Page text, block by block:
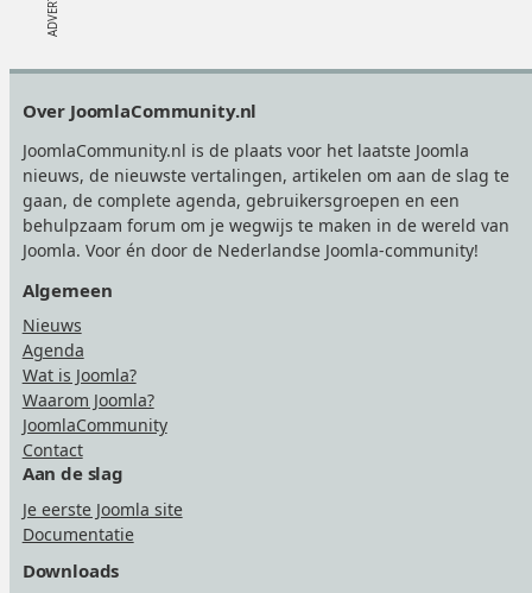
Over JoomlaCommunity.nl
JoomlaCommunity.nl is de plaats voor het laatste Joomla
nieuws, de nieuwste vertalingen, artikelen om aan de slag te
gaan, de complete agenda, gebruikersgroepen en een
behulpzaam forum om je wegwijs te maken in de wereld van
Joomla. Voor én door de Nederlandse Joomla-community!
Algemeen
Nieuws
Agenda
Wat is Joomla?
Waarom Joomla?
JoomlaCommunity
Contact
Aan de slag
Je eerste Joomla site
Documentatie
Downloads